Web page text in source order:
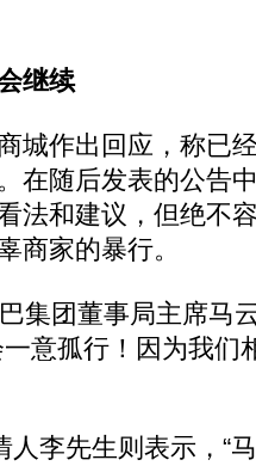
继续
作出回应，称已
在随后发表的公告
法和建议，但绝不
商家的暴行。
团董事局主席马
意孤行！因为我们
李先生则表示，“